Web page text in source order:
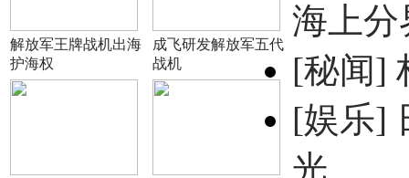
解放军王牌战机出海
护海权
成飞研发解放军五代
战机
海上分
[秘闻]
[娱乐]
光